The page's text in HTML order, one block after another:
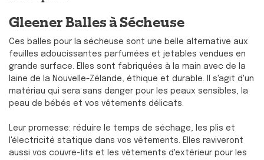
Gleener Balles à Sécheuse
Ces balles pour la sécheuse sont une belle alternative aux
feuilles adoucissantes parfumées et jetables vendues en
grande surface. Elles sont fabriquées à la main avec de la
laine de la Nouvelle-Zélande, éthique et durable. Il s'agit d'un
matériau qui sera sans danger pour les peaux sensibles, la
peau de bébés et vos vêtements délicats.
Leur promesse: réduire le temps de séchage, les plis et
l'électricité statique dans vos vêtements. Elles raviveront
aussi vos couvre-lits et les vêtements d'extérieur pour les